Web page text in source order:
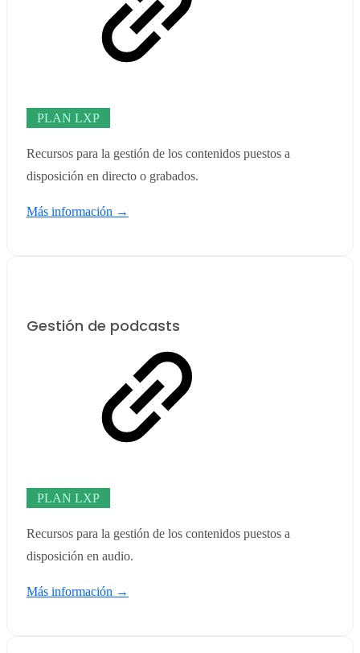
PLAN LXP
Recursos para la gestión de los contenidos puestos a
disposición en directo o grabados.
Más información →
Gestión de podcasts
PLAN LXP
Recursos para la gestión de los contenidos puestos a
disposición en audio.
Más información →